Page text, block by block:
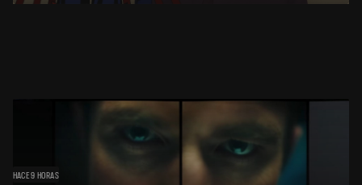
HACE 9 HORAS